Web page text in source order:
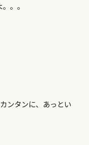
。。
ンタンに、あっとい